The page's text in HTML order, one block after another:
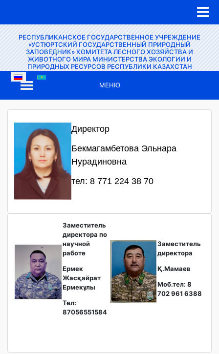
РЕСПУБЛИКАНСКОЕ ГОСУДАРСТВЕННОЕ УЧРЕЖДЕНИЕ
«УСТЮРТСКИЙ ГОСУДАРСТВЕННЫЙ ПРИРОДНЫЙ
ЗАПОВЕДНИК» КОМИТЕТА ЛЕСНОГО ХОЗЯЙСТВА И
ЖИВОТНОГО МИРА МИНИСТЕРСТВА ЭКОЛОГИИ И
ПРИРОДНЫХ РЕСУРСОВ РЕСПУБЛИКИ КАЗАХСТАН
МЕНЮ
Директор
Бекмагамбетова Эльнара
Нурадиновна
тел: 8 771 224 38 70
Заместитель
директора по
научной
работе
Ермек
Жасқайрат
Ермекұлы
Тел:
87056551584
Заместитель
директора
Қ.Мамаев
Моб.тел: 8
702 961 6388